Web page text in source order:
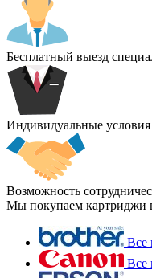
Бесплатный выезд
Индивидуальные условия
Возможность
Мы покупаем картриджи
Все
Все